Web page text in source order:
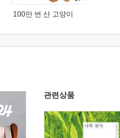
100만 번 산 고양이
관련상품